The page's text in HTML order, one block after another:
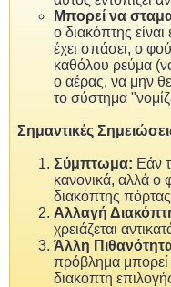
Μπορεί να
ο διακόπτης είναι
έχει σπάσει, ο
καθόλου ρεύμα
ο αέρας, να μην
το σύστημα
Σημαντικές
Σύμπτωμα: Εάν
κανονικά, αλλά ο
διακόπτης
Αλλαγή
χρειάζεται
Άλλη
πρόβλημα μπορεί
διακόπτη